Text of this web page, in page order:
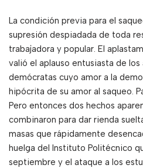
La condición previa para el
supresión despiadada de toda
trabajadora y popular. El
valió el aplauso entusiasta de
demócratas cuyo amor a la
hipócrita de su amor al saqueo.
Pero entonces dos hechos
combinaron para dar rienda
masas que rápidamente
huelga del Instituto Politécnico
septiembre y el ataque a los